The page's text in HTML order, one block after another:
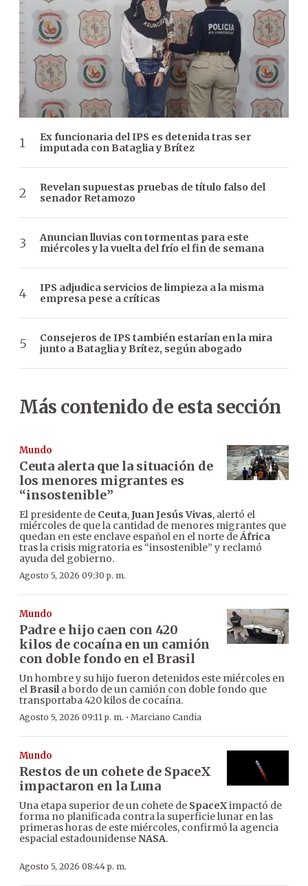
Ex funcionaria del IPS es detenida tras ser
imputada con Bataglia y Brítez
Revelan supuestas pruebas de título falso del
senador Retamozo
Anuncian lluvias con tormentas para este
miércoles y la vuelta del frío el fin de semana
IPS adjudica servicios de limpieza a la misma
empresa pese a críticas
Consejeros de IPS también estarían en la mira
junto a Bataglia y Brítez, según abogado
Más contenido de esta sección
Mundo
Ceuta alerta que la situación de
los menores migrantes es
“insostenible”
El presidente de Ceuta,Juan Jesús Vivas, alertó el
miércoles de que la cantidad de menores migrantes que
quedan en este enclave español en el norte deÁfrica
tras la crisis migratoria es “insostenible” y reclamó
ayuda del gobierno.
Agosto 5, 2026 09:30 p. m.
Mundo
Padre e hijo caen con 420
kilos de cocaína en un camión
con doble fondo en el Brasil
Un hombre y su hijo fueron detenidos este miércoles en
el Brasila bordo de un camión con doble fondo que
transportaba 420 kilos de cocaína.
Agosto 5, 2026 09:11 p. m. · Marciano Candia
Mundo
Restos de un cohete de SpaceX
impactaron en la Luna
Una etapa superior de un cohete de SpaceXimpactó de
forma no planificada contra la superficie lunar en las
primeras horas de este miércoles, confirmó la agencia
espacial estadounidenseNASA.
Agosto 5, 2026 08:44 p. m.